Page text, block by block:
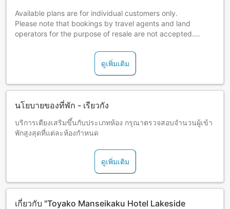
Available plans are for individual customers only.
Please note that bookings by travel agents and land
operators for the purpose of resale are not accepted.
Breakfast is usually offered as a buffet style.
ดูเพิ่มเติม
นโยบายของที่พัก - เรียวกัง
บริการเตียงเสริมขึ้นกับประเภทห้อง กรุณาตรวจสอบจำนวนผู้เข้า
พักสูงสุดที่แต่ละห้องกำหนด
ดูเพิ่มเติม
เกี่ยวกับ "Toyako Manseikaku Hotel Lakeside